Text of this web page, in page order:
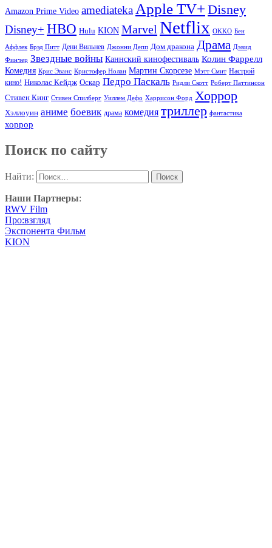
Amazon Prime Video amediatekaApple TV+ Disney
Disney+ HBO Hulu KION Marvel Netflix OKKO Бен
Аффлек Брэд Питт Дени Вильнев Джонни Депп Дом дракона Драма Дэвид
Финчер Звездные войны Каннский кинофестиваль Колин Фаррелл
Комедия Крис Эванс Кристофер Нолан Мартин Скорсезе Мэтт Смит Настрой
кино! Николас Кейдж Оскар Педро Паскаль Ридли Скотт Роберт Паттинсон
Стивен Кинг Стивен Спилберг Уиллем Дефо Харрисон Форд Хоррор
Хэллоуин аниме боевик драма комедия триллер фантастика
хоррор
Поиск по сайту
Найти:
Наши Партнеры:
RWV Film
Про:взгляд
Экспонента Фильм
KION